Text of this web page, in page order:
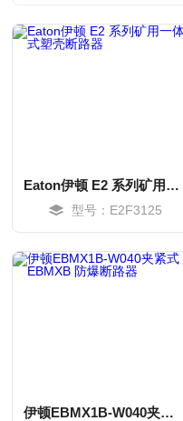
Eaton伊顿 E2 系列矿用一体式塑壳断路器
型号：E2F3125
伊顿EBMX1B-W040夹紧式 EBMXB 防爆断路器